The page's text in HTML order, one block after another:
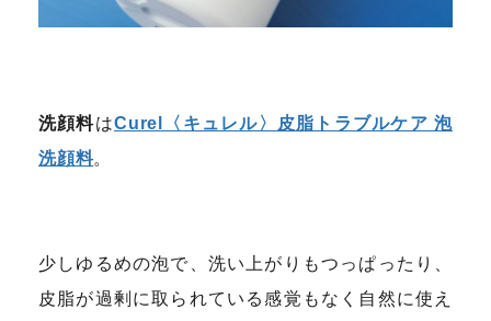
洗顔料はCurel〈キュレル〉皮脂トラブルケア 泡
洗顔料。
少しゆるめの泡で、洗い上がりもつっぱったり、
皮脂が過剰に取られている感覚もなく自然に使え